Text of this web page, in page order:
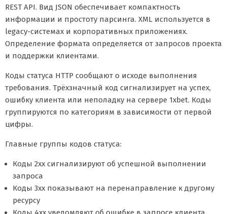
REST API. Вид JSON обеспечивает компактность
информации и простоту парсинга. XML используется в
legacy-системах и корпоративных приложениях.
Определение формата определяется от запросов проекта
и поддержки клиентами.
Коды статуса HTTP сообщают о исходе выполнения
требования. Трёхзначный код сигнализирует на успех,
ошибку клиента или неполадку на сервере 1xbet. Коды
группируются по категориям в зависимости от первой
цифры.
Главные группы кодов статуса:
Коды 2xx сигнализируют об успешной выполнении
запроса
Коды 3xx показывают на перенаправление к другому
ресурсу